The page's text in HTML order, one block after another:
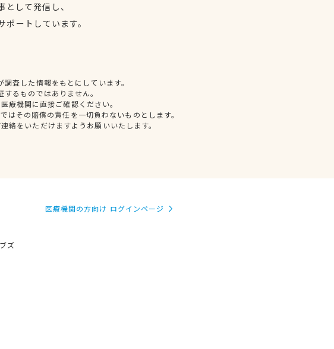
して発信し、
ートしています。
査した情報をもとにしています。
るものではありません。
療機関に直接ご確認ください。
その賠償の責任を一切負わないものとします。
絡をいただけますようお願いいたします。
ズ
医療機関の方向け ログインページ